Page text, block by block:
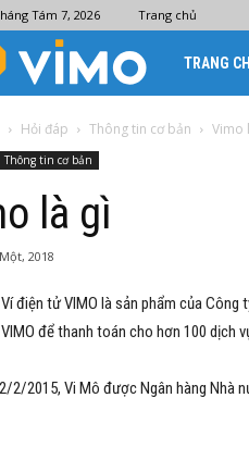
Tám 7, 2026 Trang chủ
điện
TRANG
Hỏi đáp Thông tin cơ bản Vimo
Thông tin cơ bản
là gì
2018
điện tử VIMO là sản phẩm của
để thanh toán cho hơn 100 dịch
2/2015, Vi Mô được Ngân hàng Nhà